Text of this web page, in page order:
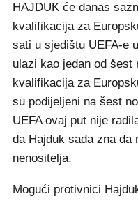
HAJDUK će danas
kvalifikacija za
sati u sjedištu UEFA-e
ulazi kao jedan od
kvalifikacija za
su podijeljeni na šest
UEFA ovaj put nije
da Hajduk sada zna
nenositelja.
Mogući protivnici